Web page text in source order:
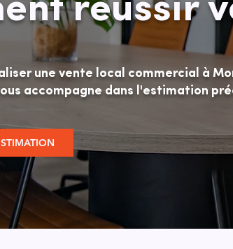
réussir
une vente local commercial à
vous accompagne dans l'estimation